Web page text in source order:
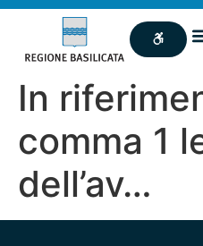
In
comma 1
dell’av…